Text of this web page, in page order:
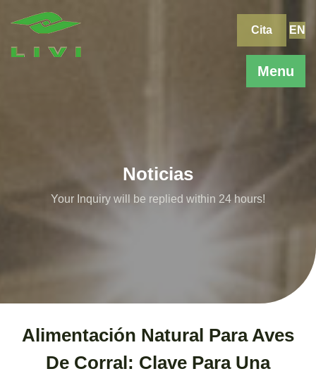
Menu
Cita EN
Noticias
Your Inquiry will be replied within 24 hours!
Alimentación Natural Para Aves
De Corral: Clave Para Una